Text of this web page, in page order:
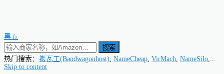
黑五
搜索
热门搜索： 搬瓦工(Bandwagonhost), NameCheap, VirMach, NameSilo,...
Skip to content